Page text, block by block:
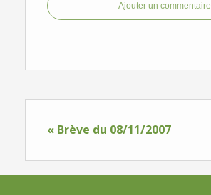
Ajouter un commentaire
« Brève du 08/11/2007